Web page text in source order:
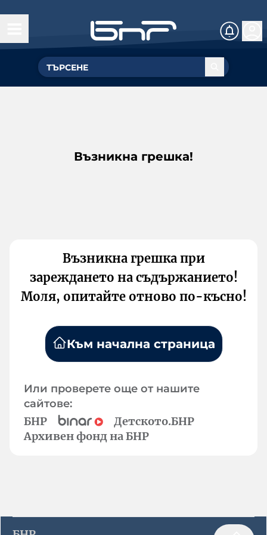
Възникна грешка!
Възникна грешка при
зареждането на съдържанието!
Моля, опитайте отново по-късно!
Към начална страница
Или проверете още от нашите
сайтове:
БНР
Детското.БНР
Архивен фонд на БНР